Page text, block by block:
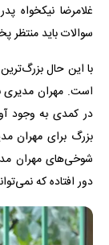
غلامرضا نیکخواه
سوالات باید منتظر
با این حال
است. مهران مدیری
در کمدی به وجود
بزرگ برای مهران
شوخی‌های مهران
دور افتاده که